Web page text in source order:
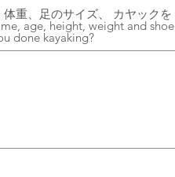
重、足のサイズ、 カヤックを
age, height, weight and shoe
done kayaking?